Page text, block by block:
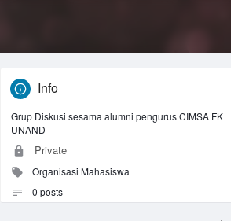
Info
Grup Diskusi sesama alumni pengurus CIMSA FK
UNAND
Private
Organisasi Mahasiswa
0 posts